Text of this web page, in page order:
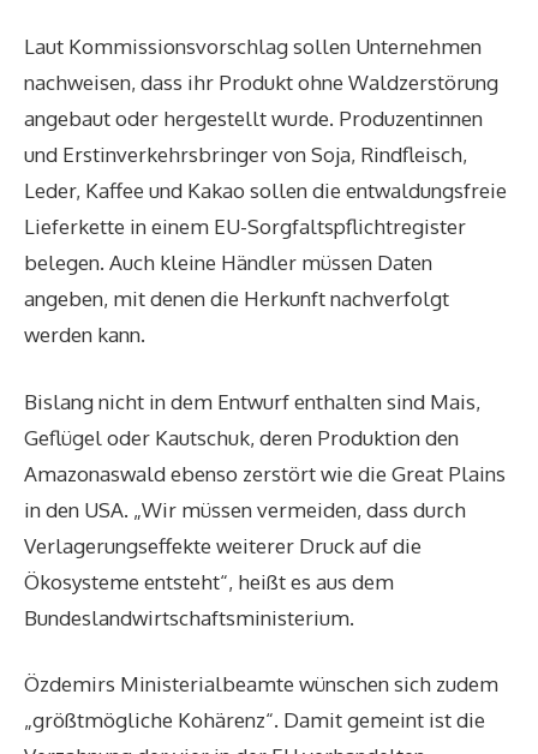
Laut Kommissionsvorschlag sollen Unternehmen
nachweisen, dass ihr Produkt ohne Waldzerstörung
angebaut oder hergestellt wurde. Produzentinnen
und Erstinverkehrsbringer von Soja, Rindfleisch,
Leder, Kaffee und Kakao sollen die entwaldungsfreie
Lieferkette in einem EU-Sorgfaltspflichtregister
belegen. Auch kleine Händler müssen Daten
angeben, mit denen die Herkunft nachverfolgt
werden kann.
Bislang nicht in dem Entwurf enthalten sind Mais,
Geflügel oder Kautschuk, deren Produktion den
Amazonaswald ebenso zerstört wie die Great Plains
in den USA. „Wir müssen vermeiden, dass durch
Verlagerungseffekte weiterer Druck auf die
Ökosysteme entsteht“, heißt es aus dem
Bundeslandwirtschaftsministerium.
Özdemirs Ministerialbeamte wünschen sich zudem
„größtmögliche Kohärenz“. Damit gemeint ist die